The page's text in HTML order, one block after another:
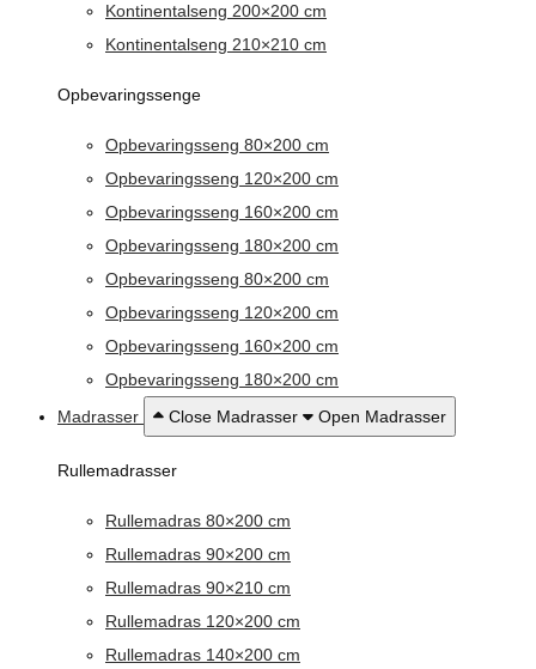
Kontinentalseng 200×200 cm
Kontinentalseng 210×210 cm
Opbevaringssenge
Opbevaringsseng 80×200 cm
Opbevaringsseng 120×200 cm
Opbevaringsseng 160×200 cm
Opbevaringsseng 180×200 cm
Opbevaringsseng 80×200 cm
Opbevaringsseng 120×200 cm
Opbevaringsseng 160×200 cm
Opbevaringsseng 180×200 cm
Madrasser
Close Madrasser Open Madrasser
Rullemadrasser
Rullemadras 80×200 cm
Rullemadras 90×200 cm
Rullemadras 90×210 cm
Rullemadras 120×200 cm
Rullemadras 140×200 cm